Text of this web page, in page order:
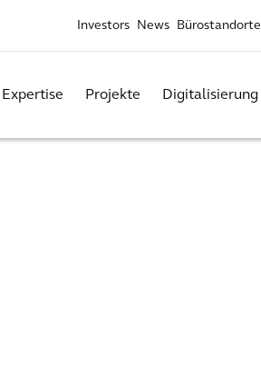
Investors News Bürostandorte
Expertise Projekte Digitalisierung